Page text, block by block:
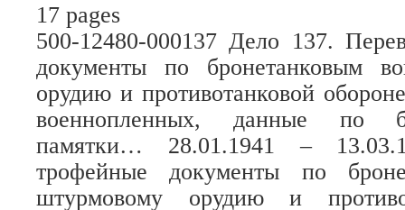
17 pages
500-12480-000137 Дело 137.
документы по бронетанковым
орудию и противотанковой
военнопленных, данные по
памятки… 28.01.1941 –
трофейные документы по
штурмовому орудию и